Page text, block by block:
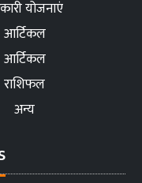
योजनाएं
आर्टिकल
आर्टिकल
राशिफल
अन्य